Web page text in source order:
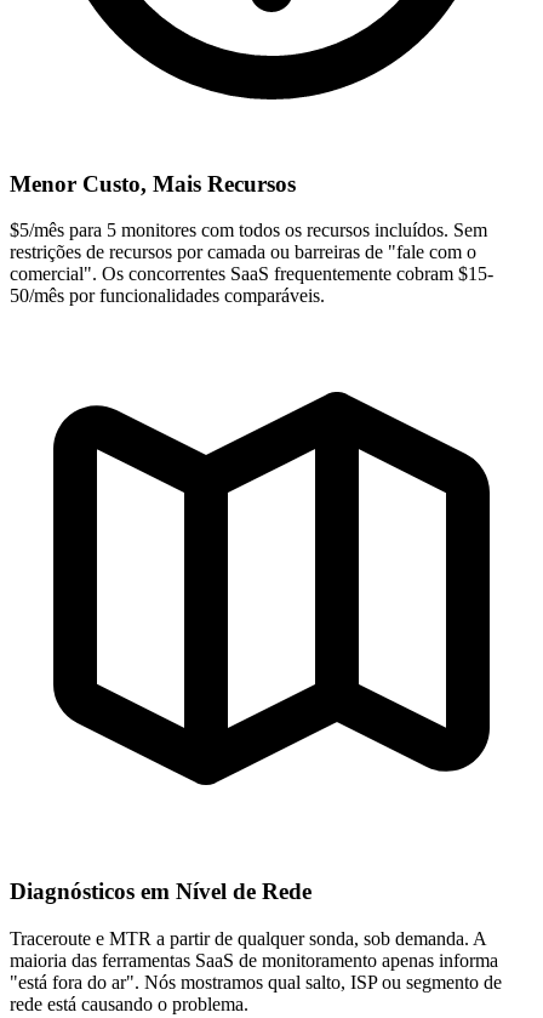
Menor Custo, Mais Recursos
$5/mês para 5 monitores com todos os recursos incluídos. Sem
restrições de recursos por camada ou barreiras de "fale com o
comercial". Os concorrentes SaaS frequentemente cobram $15-
50/mês por funcionalidades comparáveis.
Diagnósticos em Nível de Rede
Traceroute e MTR a partir de qualquer sonda, sob demanda. A
maioria das ferramentas SaaS de monitoramento apenas informa
"está fora do ar". Nós mostramos qual salto, ISP ou segmento de
rede está causando o problema.